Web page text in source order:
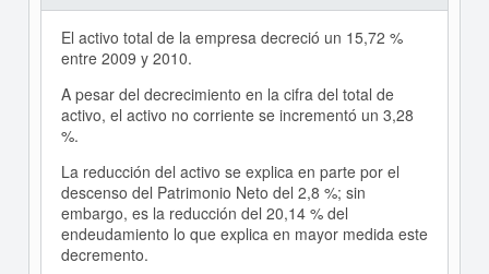
El activo total de la empresa decreció un 15,72 %
entre 2009 y 2010.
A pesar del decrecimiento en la cifra del total de
activo, el activo no corriente se incrementó un 3,28
%.
La reducción del activo se explica en parte por el
descenso del Patrimonio Neto del 2,8 %; sin
embargo, es la reducción del 20,14 % del
endeudamiento lo que explica en mayor medida este
decremento.